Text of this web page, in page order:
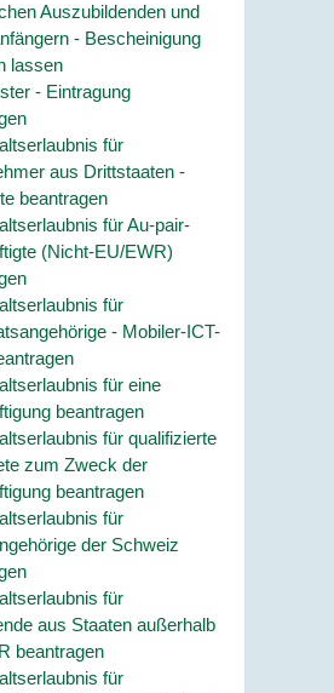
Auszubildenden und
- Bescheinigung
lassen
- Eintragung
für
aus Drittstaaten -
beantragen
für Au-pair-
(Nicht-EU/EWR)
für
- Mobiler-ICT-
für eine
beantragen
für qualifizierte
zum Zweck der
beantragen
für
der Schweiz
für
aus Staaten außerhalb
beantragen
für